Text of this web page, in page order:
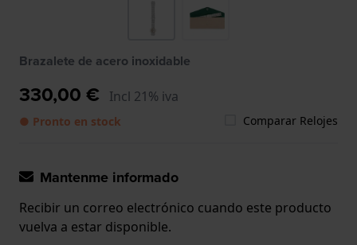
Brazalete de acero inoxidable
330,00 € Incl 21% iva
● Pronto en stock Comparar Relojes
Mantenme informado
Recibir un correo electrónico cuando este producto
vuelva a estar disponible.